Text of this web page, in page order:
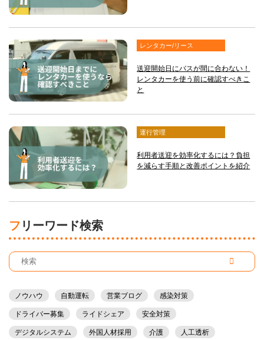
レンタカー/リース
送迎開始日にバスが間に合わない！
レンタカーを使う前に確認すべきこ
と
運行管理
利用者送迎を効率化するには？負担
を減らす手順と改善ポイントを紹介
フリーワード検索
ノウハウ 自動運転 営業ブログ 感染対策
ドライバー募集 ライドシェア 安全対策
デジタルシステム 外国人材採用 介護 人工透析